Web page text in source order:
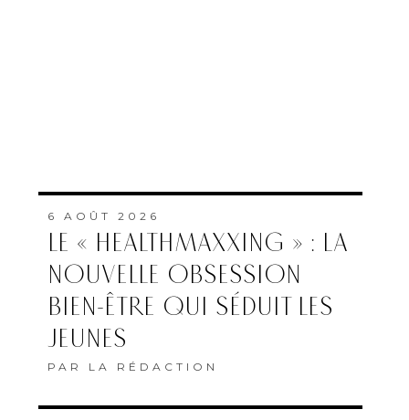
6 AOÛT 2026
LE « HEALTHMAXXING » : LA
NOUVELLE OBSESSION
BIEN-ÊTRE QUI SÉDUIT LES
JEUNES
PAR LA RÉDACTION